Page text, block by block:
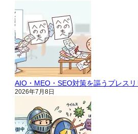
AIO・MEO・SEO対策を謳うプレス
2026年7月8日